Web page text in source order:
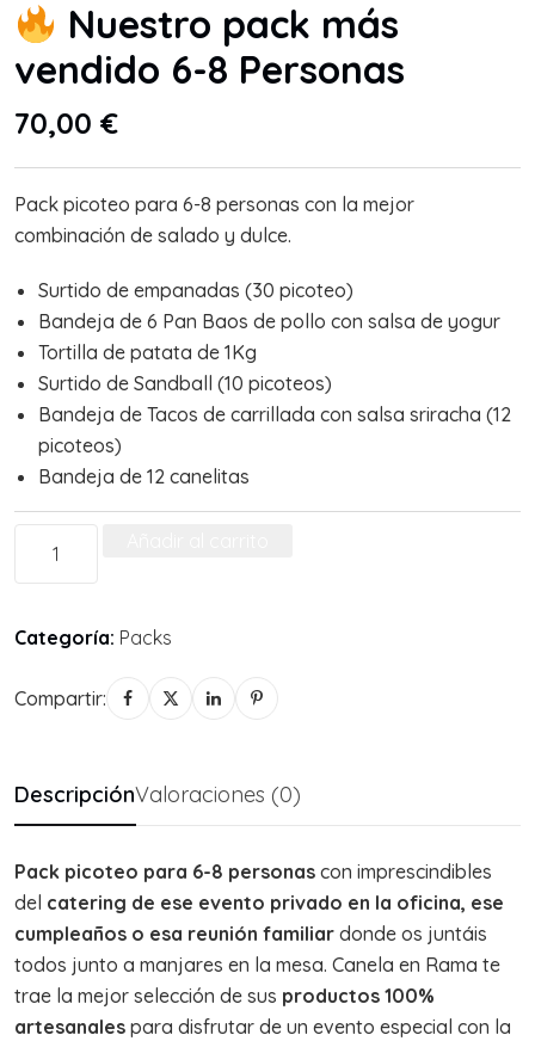
Nuestro pack más
vendido 6-8 Personas
70,00 €
Pack picoteo para 6-8 personas con la mejor
combinación de salado y dulce.
Surtido de empanadas (30 picoteo)
Bandeja de 6 Pan Baos de pollo con salsa de yogur
Tortilla de patata de 1Kg
Surtido de Sandball (10 picoteos)
Bandeja de Tacos de carrillada con salsa sriracha (12
picoteos)
Bandeja de 12 canelitas
Categoría: Packs
Compartir:
DescripciónValoraciones (0)
Pack picoteo para 6-8 personas con imprescindibles
del catering de ese evento privado en la oficina, ese
cumpleaños o esa reunión familiar donde os juntáis
todos junto a manjares en la mesa. Canela en Rama te
trae la mejor selección de sus productos 100%
artesanales para disfrutar de un evento especial con la